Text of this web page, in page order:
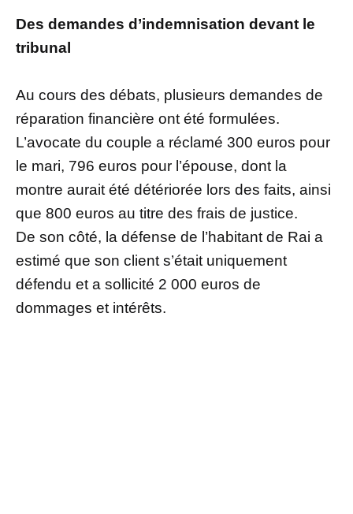
Des demandes d’indemnisation devant le
tribunal
Au cours des débats, plusieurs demandes de
réparation financière ont été formulées.
L’avocate du couple a réclamé 300 euros pour
le mari, 796 euros pour l’épouse, dont la
montre aurait été détériorée lors des faits, ainsi
que 800 euros au titre des frais de justice.
De son côté, la défense de l’habitant de Rai a
estimé que son client s’était uniquement
défendu et a sollicité 2 000 euros de
dommages et intérêts.